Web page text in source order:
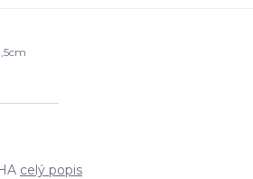
celý popis